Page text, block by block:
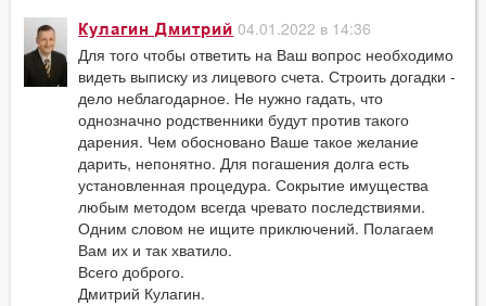
Кулагин Дмитрий 04.01.2022 в 14:36
Для того чтобы ответить на Ваш вопрос необходимо
видеть выписку из лицевого счета. Строить догадки -
дело неблагодарное. Не нужно гадать, что
однозначно родственники будут против такого
дарения. Чем обосновано Ваше такое желание
дарить, непонятно. Для погашения долга есть
установленная процедура. Сокрытие имущества
любым методом всегда чревато последствиями.
Одним словом не ищите приключений. Полагаем
Вам их и так хватило.
Всего доброго.
Дмитрий Кулагин.